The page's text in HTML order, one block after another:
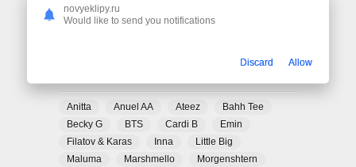
Anitta Anuel AA Ateez
Bahh Tee
Becky G
BTS Cardi B
Emin
Filatov & Karas
Inna
Little Big
Maluma
Marshmello
Morgenshtern
novyeklipy.ru
Would like to send you notifications
Discard Allow